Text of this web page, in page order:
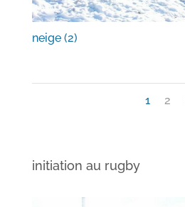
neige (2)
1 2
initiation au rugby